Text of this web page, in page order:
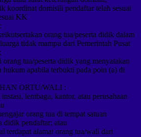
koordinat domisili pendaftar telah sesuai
KK
orang tua/peserta didik dalam
tidak mampu dari Pemerintah Pusat
orang tua/peserta didik yang menyatakan
hukum apabila terbukti pada poin (a) di
ORTU/WALI :
lembaga, kantor, atau perusahaan
orang tua di tempat satuan
didik pendaftar; atau
terdapat alamat orang tua/wali dari